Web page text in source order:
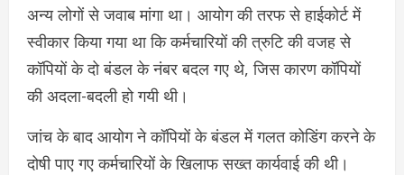
अन्य लोगों से जवाब मांगा था। आयोग की तरफ से हाईकोर्ट में
स्वीकार किया गया था कि कर्मचारियों की त्रुटि की वजह से
कॉपियों के दो बंडल के नंबर बदल गए थे, जिस कारण कॉपियों
की अदला-बदली हो गयी थी।
जांच के बाद आयोग ने कॉपियों के बंडल में गलत कोडिंग करने के
दोषी पाए गए कर्मचारियों के खिलाफ सख्त कार्यवाई की थी।